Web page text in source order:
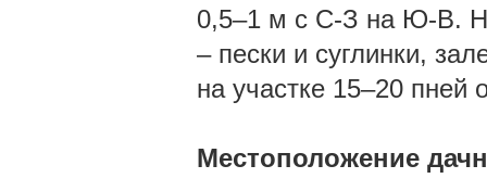
0,5–1 м с С-З на Ю-В. На
– пески и суглинки,
на участке 15–20 пней
Местоположение